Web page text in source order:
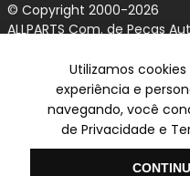
© Copyright 2000-2026
ALLPARTS Com. de Peças
Claudina - Vinhedo/SP -
Preços, condições de pagamento
internet utilizando CPF, podendo
Preços e descontos podem variar
Vendas sujeitas a análise e
Utilizamos
experiência e
navegando, você
de Privacidade e